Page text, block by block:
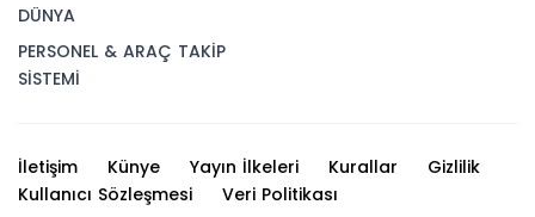
DÜNYA
PERSONEL & ARAÇ TAKİP
SİSTEMİ
İletişim Künye Yayın İlkeleri Kurallar
Gizlilik
Kullanıcı Sözleşmesi
Veri Politikası